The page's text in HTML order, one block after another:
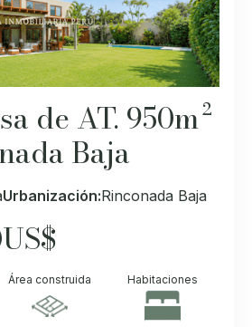
de AT. 950m²
Baja
Urbanización:Rinconada Baja
US$
Área construida Habitaciones